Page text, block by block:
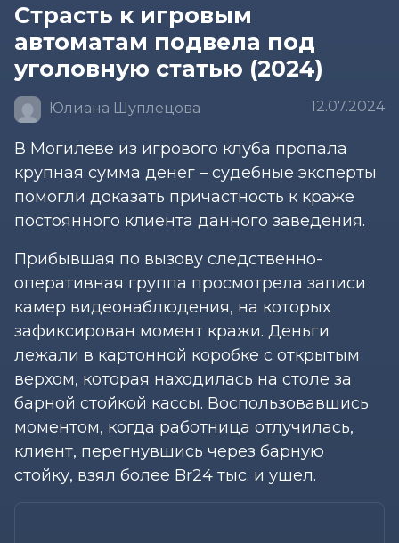
Страсть к игровым
автоматам подвела под
уголовную статью (2024)
Юлиана Шуплецова 12.07.2024
В Могилеве из игрового клуба пропала
крупная сумма денег – судебные эксперты
помогли доказать причастность к краже
постоянного клиента данного заведения.
Прибывшая по вызову следственно-
оперативная группа просмотрела записи
камер видеонаблюдения, на которых
зафиксирован момент кражи. Деньги
лежали в картонной коробке с открытым
верхом, которая находилась на столе за
барной стойкой кассы. Воспользовавшись
моментом, когда работница отлучилась,
клиент, перегнувшись через барную
стойку, взял более Br24 тыс. и ушел.